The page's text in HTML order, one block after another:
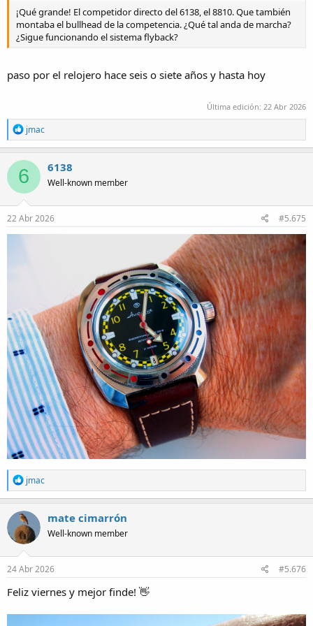
¡Qué grande! El competidor directo del 6138, el 8810. Que también
montaba el bullhead de la competencia. ¿Qué tal anda de marcha?
¿Sigue funcionando el sistema flyback?
paso por el relojero hace seis o siete años y hasta hoy
Última edición: 22 Abr 2026
R
e
a
c
t
i
o
n
s
jmac
6 6138
Well-known member
22 Abr 2026 #5.675
R
e
a
c
t
i
o
n
s
jmac
mate cimarrón
Well-known member
24 Abr 2026 #5.676
Feliz viernes y mejor finde! 👋